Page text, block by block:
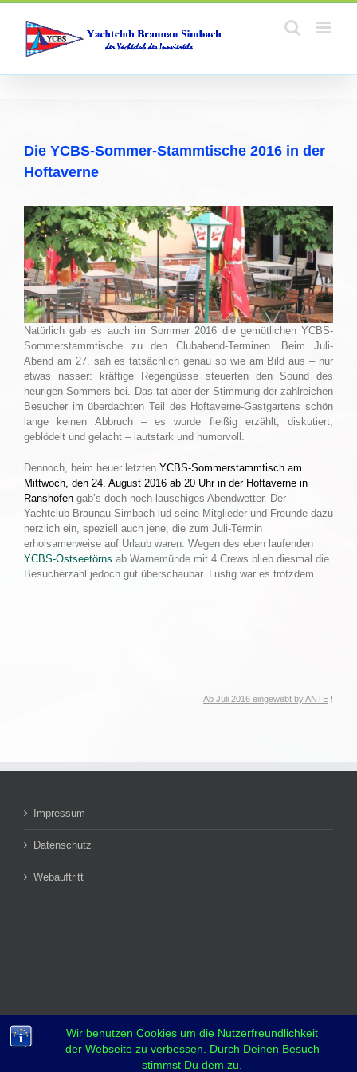
Wir benutzen Cookies um die Nutzerfreundlichkeit
der Webseite zu verbessen. Durch Deinen Besuch
stimmst Du dem zu.
Zum
springen
Die YCBS-Sommer-Stammtische 2016 in der
Hoftaverne
Natürlich gab es auch im Sommer 2016 die gemütlichen YCBS-
Sommerstammtische zu den Clubabend-Terminen. Beim Juli-
Abend am 27. sah es tatsächlich genau so wie am Bild aus – nur
etwas nasser: kräftige Regengüsse steuerten den Sound des
heurigen Sommers bei. Das tat aber der Stimmung der zahlreichen
Besucher im überdachten Teil des Hoftaverne-Gastgartens schön
lange keinen Abbruch – es wurde fleißig erzählt, diskutiert,
geblödelt und gelacht – lautstark und humorvoll.
Dennoch, beim heuer letzten YCBS-Sommerstammtisch am
Mittwoch, den 24. August 2016 ab 20 Uhr in der Hoftaverne in
Ranshofen gab’s doch noch lauschiges Abendwetter. Der
Yachtclub Braunau-Simbach lud seine Mitglieder und Freunde dazu
herzlich ein, speziell auch jene, die zum Juli-Termin
erholsamerweise auf Urlaub waren. Wegen des eben laufenden
YCBS-Ostseetörns ab Warnemünde mit 4 Crews blieb diesmal die
Besucherzahl jedoch gut überschaubar. Lustig war es trotzdem.
Ab Juli 2016 eingewebt byANTE !
Impressum
Datenschutz
Webauftritt